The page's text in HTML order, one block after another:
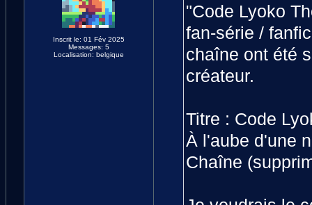
Inscrit le: 01 Fév 2025
Messages: 5
Localisation: belgique
"Code Lyoko
fan-série /
chaîne ont été
créateur.
Titre : Code
À l'aube d'une
Chaîne